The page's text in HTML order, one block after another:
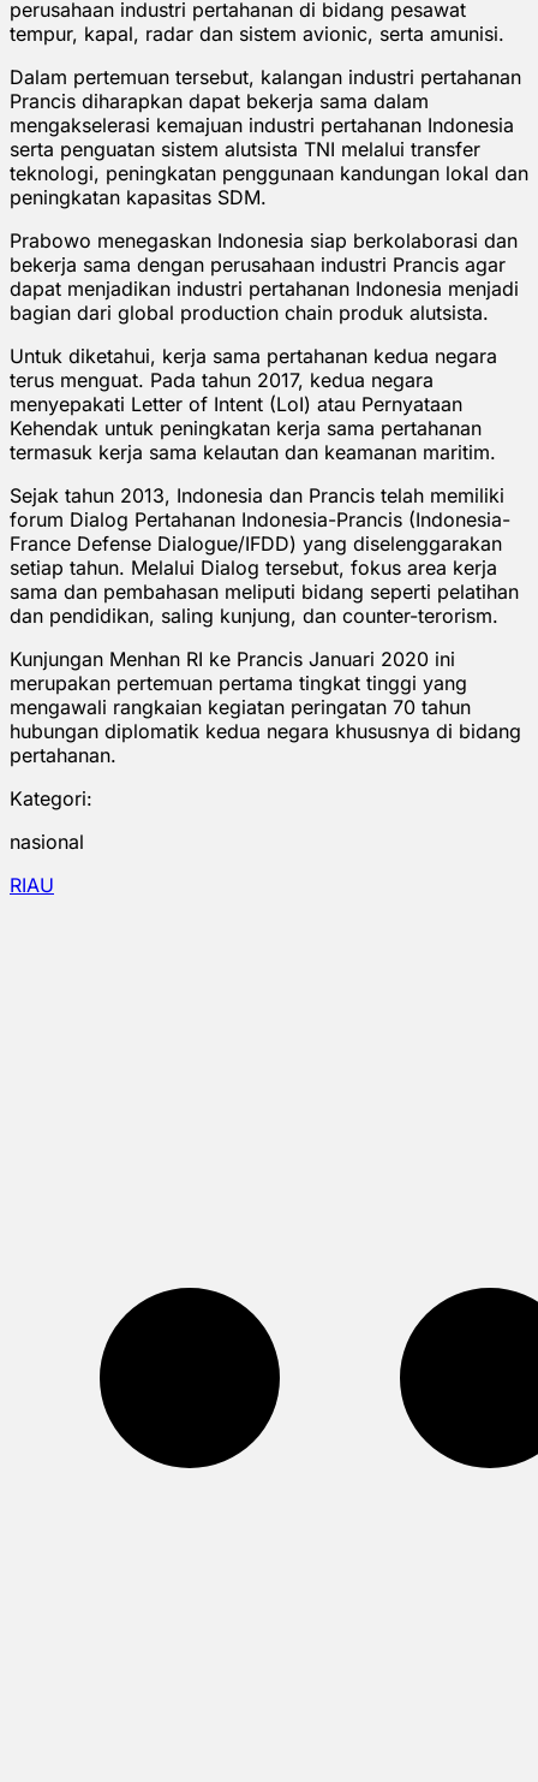
perusahaan industri pertahanan di bidang pesawat
tempur, kapal, radar dan sistem avionic, serta amunisi.
Dalam pertemuan tersebut, kalangan industri pertahanan
Prancis diharapkan dapat bekerja sama dalam
mengakselerasi kemajuan industri pertahanan Indonesia
serta penguatan sistem alutsista TNI melalui transfer
teknologi, peningkatan penggunaan kandungan lokal dan
peningkatan kapasitas SDM.
Prabowo menegaskan Indonesia siap berkolaborasi dan
bekerja sama dengan perusahaan industri Prancis agar
dapat menjadikan industri pertahanan Indonesia menjadi
bagian dari global production chain produk alutsista.
Untuk diketahui, kerja sama pertahanan kedua negara
terus menguat. Pada tahun 2017, kedua negara
menyepakati Letter of Intent (LoI) atau Pernyataan
Kehendak untuk peningkatan kerja sama pertahanan
termasuk kerja sama kelautan dan keamanan maritim.
Sejak tahun 2013, Indonesia dan Prancis telah memiliki
forum Dialog Pertahanan Indonesia-Prancis (Indonesia-
France Defense Dialogue/IFDD) yang diselenggarakan
setiap tahun. Melalui Dialog tersebut, fokus area kerja
sama dan pembahasan meliputi bidang seperti pelatihan
dan pendidikan, saling kunjung, dan counter-terorism.
Kunjungan Menhan RI ke Prancis Januari 2020 ini
merupakan pertemuan pertama tingkat tinggi yang
mengawali rangkaian kegiatan peringatan 70 tahun
hubungan diplomatik kedua negara khususnya di bidang
pertahanan.
Kategori:
nasional
RIAU